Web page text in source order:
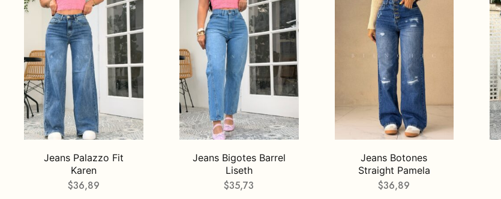
Jeans Palazzo Fit
Karen
$36,89
Jeans Bigotes Barrel
Liseth
$35,73
Jeans Botones
Straight Pamela
$36,89